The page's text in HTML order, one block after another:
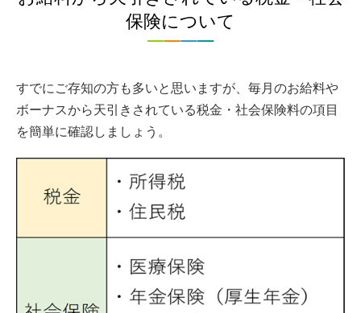
保険について
すでにご存知の方も多いと思いますが、毎月のお給料や
ボーナスから天引きされている税金・社会保険料の項目
を簡単に確認しましょう。